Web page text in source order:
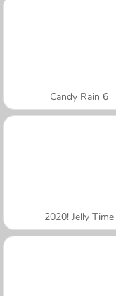
Candy Rain 6
2020! Jelly Time